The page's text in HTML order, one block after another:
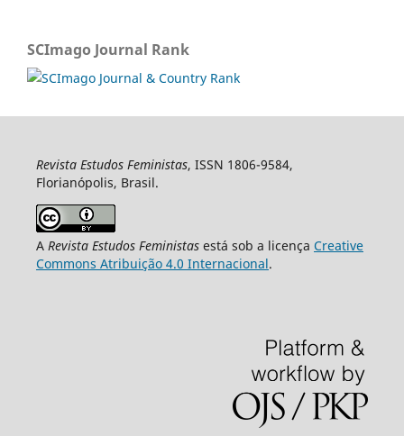
SCImago Journal Rank
Revista Estudos Feministas, ISSN 1806-9584,
Florianópolis, Brasil.
A Revista Estudos Feministasestá sob a licença Creative
Commons Atribuição 4.0 Internacional.